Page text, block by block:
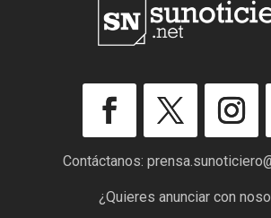
Contáctanos:
¿Quieres anunciar con